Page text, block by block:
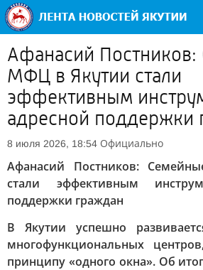
Афанасий
МФЦ в Якутии стали
эффективным
адресной поддержки
8 июля 2026, 18:54 Официально
Афанасий Постников:
стали эффективным
поддержки граждан
В Якутии успешно
многофункциональных
принципу «одного окна». Об